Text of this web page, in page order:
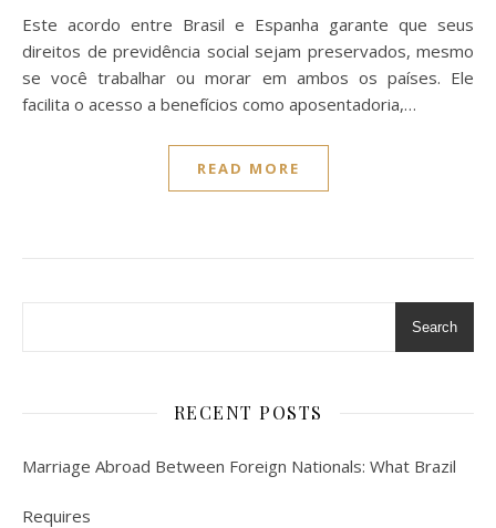
Este acordo entre Brasil e Espanha garante que seus
direitos de previdência social sejam preservados, mesmo
se você trabalhar ou morar em ambos os países. Ele
facilita o acesso a benefícios como aposentadoria,…
READ MORE
Search
RECENT POSTS
Marriage Abroad Between Foreign Nationals: What Brazil
Requires